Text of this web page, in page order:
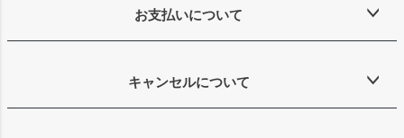
お支払いについて
キャンセルについて